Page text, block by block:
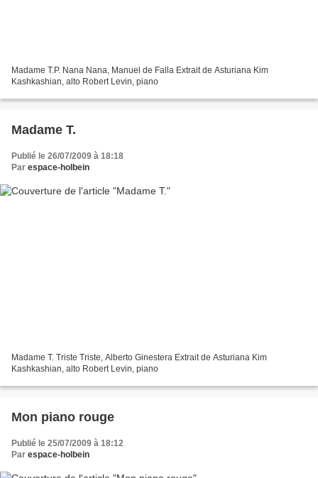
Madame T.P. Nana Nana, Manuel de Falla Extrait de Asturiana Kim
Kashkashian, alto Robert Levin, piano
Madame T.
Publié le 26/07/2009 à 18:18
Par espace-holbein
Madame T. Triste Triste, Alberto Ginestera Extrait de Asturiana Kim
Kashkashian, alto Robert Levin, piano
Mon piano rouge
Publié le 25/07/2009 à 18:12
Par espace-holbein